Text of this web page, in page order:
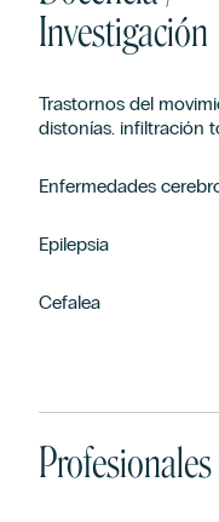
Investigación
Trastornos del
distonías. infiltración
Enfermedades
Epilepsia
Cefalea